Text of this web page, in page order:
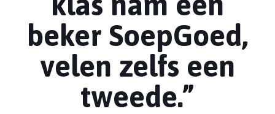
beker SoepGoed,
velen zelfs een
tweede.”